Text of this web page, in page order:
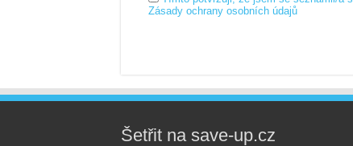
Zásady ochrany osobních údajů
Šetřit na save-up.cz